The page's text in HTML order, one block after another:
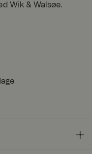
Wik & Walsøe.